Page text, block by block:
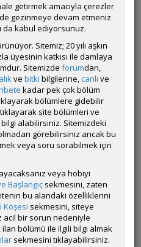
Yenikent
teslim
Kiriza
- 3 - 4 cm yavru 350 TL - 5+ cm
yavrularıdır,
safkan balıklardır,
Şahintürk F0 ithalatı
kendi damızlıklarımın
muazzamdır. Kuru yemle
getirmek amacıyla çerezler
gezinmeye devam etmeniz
da kabul ediyorsunuz.
Sitemiz; 20 yılı aşkın
üyesinin katkısı ile damlaya
Sitemizde forumdan,
ve bitki bilgilerine, canlı ve
kadar pek çok bölüm
bölümlere gidebilir
site bölümleri ve
bilgi alabilirsiniz. Sitemizdeki
görebilirsiniz ancak bu
veya soru sorabilmek için
veya hobiyi
Başlangıç sekmesini, zaten
bu alandaki özelliklerini
Köşesi sekmesini, siteye
acil bir sorun nedeniyle
ilan bölümü ile ilgili bilgi almak
sekmesini tıklayabilirsiniz.